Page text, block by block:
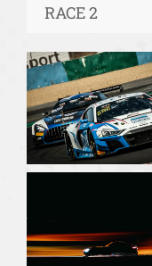
RACE 2